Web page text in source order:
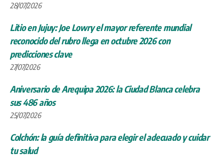
28/07/2026
Litio en Jujuy: Joe Lowry el mayor referente mundial
reconocido del rubro llega en octubre 2026 con
predicciones clave
27/07/2026
Aniversario de Arequipa 2026: la Ciudad Blanca celebra
sus 486 años
25/07/2026
Colchón: la guía definitiva para elegir el adecuado y cuidar
tu salud